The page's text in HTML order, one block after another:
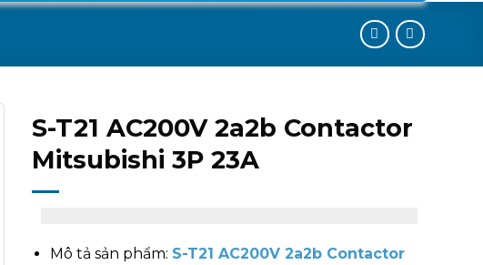
S-T21 AC200V 2a2b Contactor
Mitsubishi 3P 23A
Mô tả sản phẩm: S-T21 AC200V 2a2b Contactor